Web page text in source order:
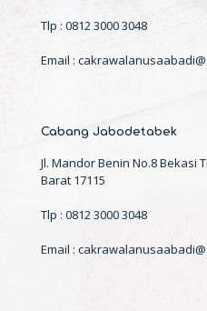
Tlp : 0812 3000 3048
Email :
Cabang Jabodetabek
Jl. Mandor Benin No.8 Bekasi
Barat 17115
Tlp : 0812 3000 3048
Email :